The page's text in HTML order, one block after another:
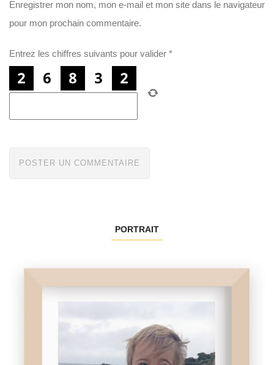
Enregistrer mon nom, mon e-mail et mon site dans le navigateur
pour mon prochain commentaire.
Entrez les chiffres suivants pour valider *
PORTRAIT